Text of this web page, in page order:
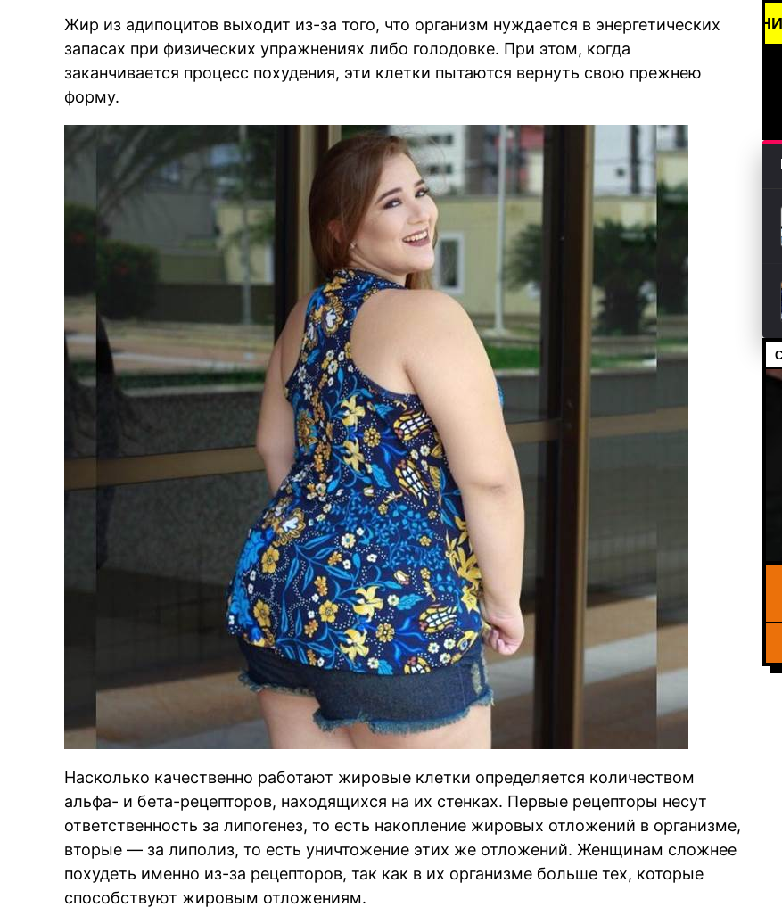
Жир из адипоцитов выходит из-за того, что организм нуждается в энергетических
запасах при физических упражнениях либо голодовке. При этом, когда
заканчивается процесс похудения, эти клетки пытаются вернуть свою прежнею
форму.
Насколько качественно работают жировые клетки определяется количеством
альфа- и бета-рецепторов, находящихся на их стенках. Первые рецепторы несут
ответственность за липогенез, то есть накопление жировых отложений в организме,
вторые — за липолиз, то есть уничтожение этих же отложений. Женщинам сложнее
похудеть именно из-за рецепторов, так как в их организме больше тех, которые
способствуют жировым отложениям.
BREAKING NEWS /// НОВОСТИ (СМИ) /// ПРАЗДНИКИ ДАТЫ,